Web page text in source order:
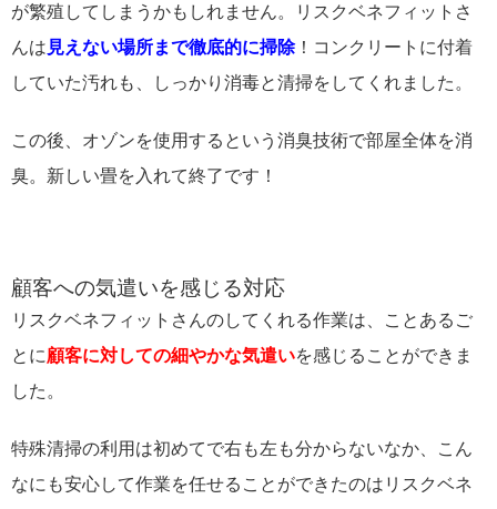
が繁殖してしまうかもしれません。リスクベネフィットさ
んは 見えない場所まで徹底的に掃除！コンクリートに付着
していた汚れも、しっかり消毒と清掃をしてくれました。
この後、オゾンを使用するという消臭技術で部屋全体を消
臭。新しい畳を入れて終了です！
顧客への気遣いを感じる対応
リスクベネフィットさんのしてくれる作業は、ことあるご
とに顧客に対しての細やかな気遣いを感じることができま
した。
特殊清掃の利用は初めてで右も左も分からないなか、こん
なにも安心して作業を任せることができたのはリスクベネ